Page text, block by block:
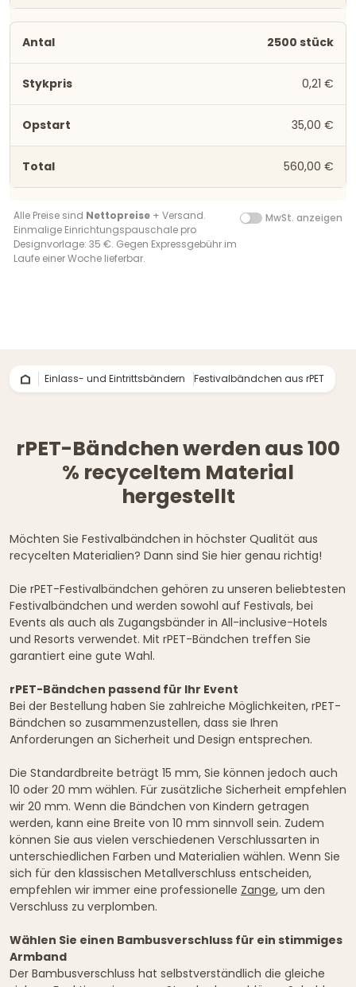
2500 stück
0,21 €
35,00 €
560,00 €
Alle Preise sind Nettopreise + Versand.
Einmalige Einrichtungspauschale pro
Designvorlage: 35 €. Gegen Expressgebühr im
Laufe einer Woche lieferbar.
MwSt. anzeigen
Einlass- und Eintrittsbändern Festivalbändchen aus rPET
rPET-Bändchen werden aus 100
% recyceltem Material
hergestellt
Möchten Sie Festivalbändchen in höchster Qualität aus
recycelten Materialien? Dann sind Sie hier genau richtig!
Die rPET-Festivalbändchen gehören zu unseren beliebtesten
Festivalbändchen und werden sowohl auf Festivals, bei
Events als auch als Zugangsbänder in All-inclusive-Hotels
und Resorts verwendet. Mit rPET-Bändchen treffen Sie
garantiert eine gute Wahl.
rPET-Bändchen passend für Ihr Event
Bei der Bestellung haben Sie zahlreiche Möglichkeiten, rPET-
Bändchen so zusammenzustellen, dass sie Ihren
Anforderungen an Sicherheit und Design entsprechen.
Die Standardbreite beträgt 15 mm, Sie können jedoch auch
10 oder 20 mm wählen. Für zusätzliche Sicherheit empfehlen
wir 20 mm. Wenn die Bändchen von Kindern getragen
werden, kann eine Breite von 10 mm sinnvoll sein. Zudem
können Sie aus vielen verschiedenen Verschlussarten in
unterschiedlichen Farben und Materialien wählen. Wenn Sie
sich für den klassischen Metallverschluss entscheiden,
empfehlen wir immer eine professionelle Zange, um den
Verschluss zu verplomben.
Wählen Sie einen Bambusverschluss für ein stimmiges
Armband
Der Bambusverschluss hat selbstverständlich die gleiche